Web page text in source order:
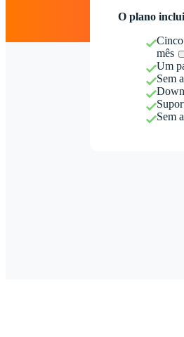
O plano
mês
Um
Sem
Sem